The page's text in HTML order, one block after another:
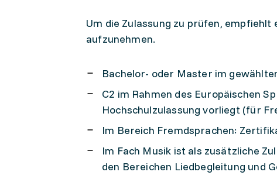
Um die Zulassung zu prüfen,
aufzunehmen.
Bachelor- oder Master im
C2 im Rahmen des Europäischen
Hochschulzulassung vorliegt (für
Im Bereich Fremdsprachen:
Im Fach Musik ist als zusätzliche
den Bereichen Liedbegleitung und